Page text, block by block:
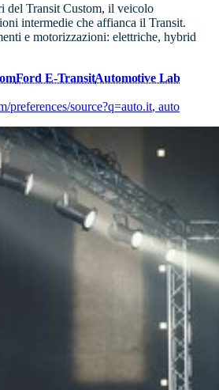
del Transit Custom, il veicolo
intermedie che affianca il Transit.
e motorizzazioni: elettriche, hybrid
Ford E-TransitAutomotive Lab
preferences/source?q=auto.it, auto